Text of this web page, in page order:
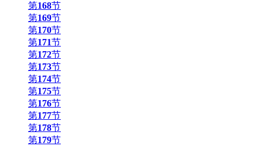
第168节
第169节
第170节
第171节
第172节
第173节
第174节
第175节
第176节
第177节
第178节
第179节